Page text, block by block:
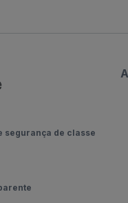
segurança de classe